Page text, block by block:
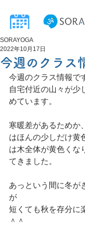
今週のクラス
SORAYOGA
2022年10月17日
今週のクラス情報で
自宅付近の山々が少
めています。
寒暖差があるためか
はほんの少しだけ黄
は木全体が黄色くな
てきました。
あっという間に冬が
が
短くても秋を存分に
＾＾